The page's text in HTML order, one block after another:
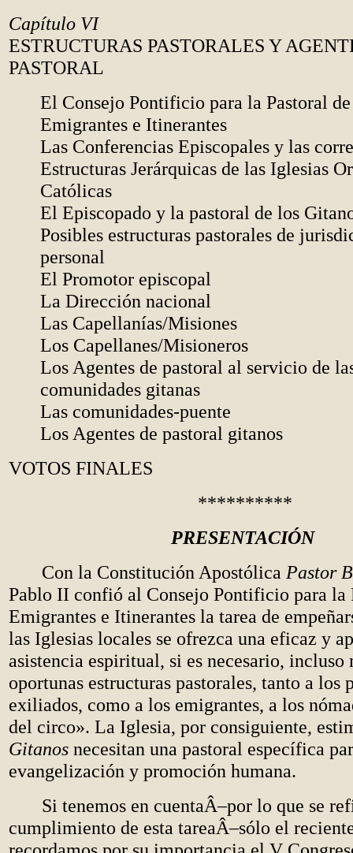
Capítulo VI
ESTRUCTURAS PASTORALES Y
PASTORAL
El Consejo Pontificio para la Pastoral
Emigrantes e Itinerantes
Las Conferencias Episcopales y las
Estructuras Jerárquicas de las Iglesias
Católicas
El Episcopado y la pastoral de los
Posibles estructuras pastorales de
personal
El Promotor episcopal
La Dirección nacional
Las Capellanías/Misiones
Los Capellanes/Misioneros
Los Agentes de pastoral al servicio de
comunidades gitanas
Las comunidades-puente
Los Agentes de pastoral gitanos
VOTOS FINALES
**********
PRESENTACIÓN
Con la Constitución Apostólica Pastor
Pablo II confió al Consejo Pontificio para la
Emigrantes e Itinerantes la tarea de
las Iglesias locales se ofrezca una eficaz y
asistencia espiritual, si es necesario, incluso
oportunas estructuras pastorales, tanto a los
exiliados, como a los emigrantes, a los
del circo». La Iglesia, por consiguiente,
Gitanos necesitan una pastoral específica
evangelización y promoción humana.
Si tenemos en cuentaÂ–por lo que se
cumplimiento de esta tareaÂ–sólo el